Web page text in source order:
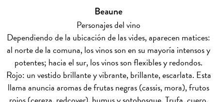
Beaune
Personajes del vino
Dependiendo de la ubicación de las vides, aparecen matices:
al norte de la comuna, los vinos son en su mayoría intensos y
potentes; hacia el sur, los vinos son flexibles y redondos.
Rojo: un vestido brillante y vibrante, brillante, escarlata. Esta
llama anuncia aromas de frutas negras (cassis, mora), frutos